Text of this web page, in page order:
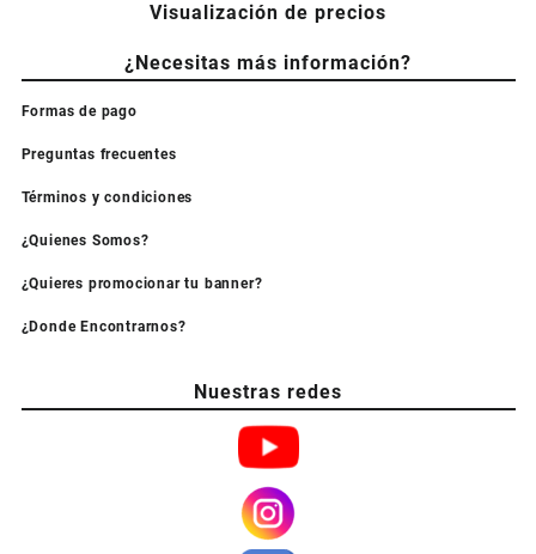
Visualización de precios
¿Necesitas más información?
Formas de pago
Preguntas frecuentes
Términos y condiciones
¿Quienes Somos?
¿Quieres promocionar tu banner?
¿Donde Encontrarnos?
Nuestras redes